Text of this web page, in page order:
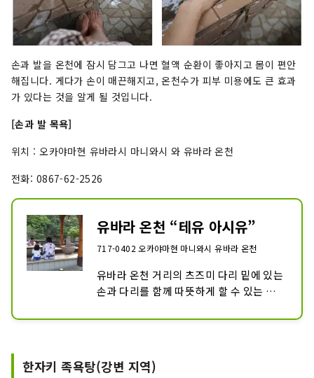
손과 발을 온천에 잠시 담그고 나면 혈액 순환이 좋아지고 몸이 편안
해집니다. 게다가 손이 매끈해지고, 온천수가 피부 미용에도 큰 효과
가 있다는 것을 알게 될 것입니다.
[손과 발 목욕]
위치 : 오카야마현 유바라시 마니와시 와 유바라 온천
전화: 0867-62-2526
유바라 온천 “테유 아시유”
717-0402 오카야마현 마니와시 유바라 온천
유바라 온천 거리의 츠즈미 다리 밑에 있는
손과 다리를 함께 따뜻하게 할 수 있는 온
욕 효과 발군입니다.
한자키 족욕탕(강변 지역)